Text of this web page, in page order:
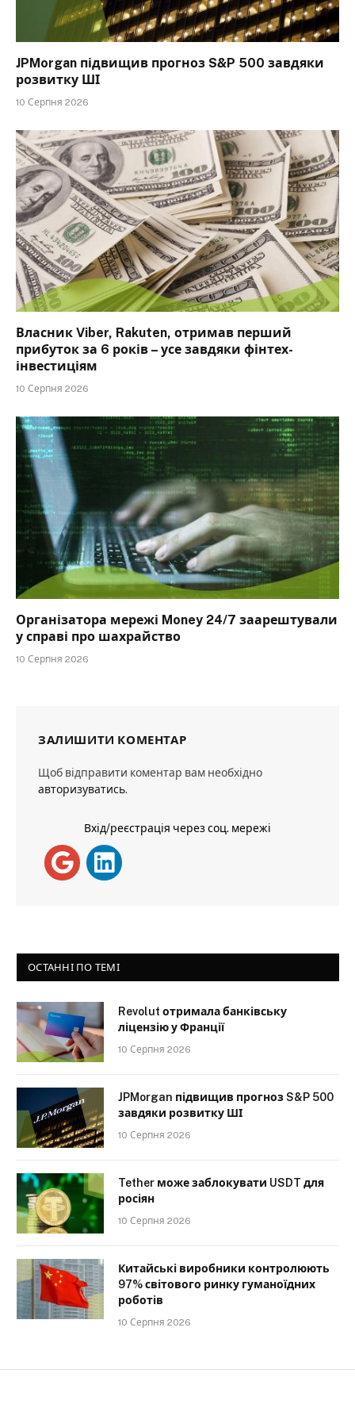
JPMorgan підвищив прогноз S&P 500 завдяки
розвитку ШІ
10 Серпня 2026
Власник Viber, Rakuten, отримав перший
прибуток за 6 років – усе завдяки фінтех-
інвестиціям
10 Серпня 2026
Організатора мережі Money 24/7 заарештували
у справі про шахрайство
10 Серпня 2026
ЗАЛИШИТИ КОМЕНТАР
Щоб відправити коментар вам необхідно
авторизуватись.
Вхід/реєстрація через соц. мережі
ОСТАННІ ПО ТЕМІ
Revolut отримала банківську
ліцензію у Франції
10 Серпня 2026
JPMorgan підвищив прогноз S&P 500
завдяки розвитку ШІ
10 Серпня 2026
Tether може заблокувати USDT для
росіян
10 Серпня 2026
Китайські виробники контролюють
97% світового ринку гуманоїдних
роботів
10 Серпня 2026